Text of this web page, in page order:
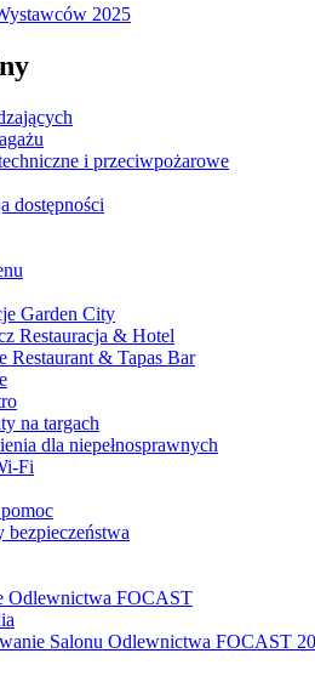
2025
i przeciwpożarowe
dostępności
Garden City
Restauracja & Hotel
Restaurant & Tapas Bar
na targach
dla niepełnosprawnych
Fi
bezpieczeństwa
Odlewnictwa FOCAST
Salonu Odlewnictwa FOCAST